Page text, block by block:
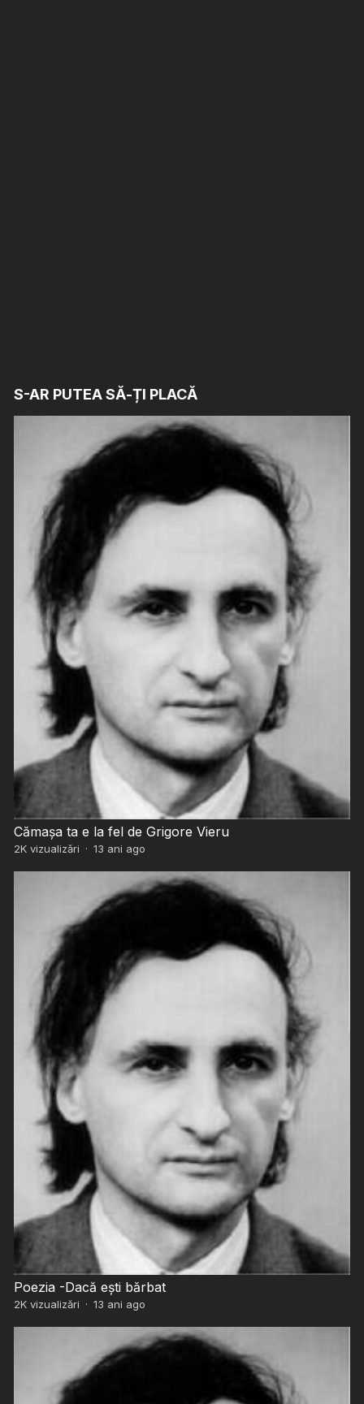
S-AR PUTEA SĂ-ȚI PLACĂ
Cămaşa ta e la fel de Grigore Vieru
2Kvizualizări · 13 ani ago
Poezia -Dacă eşti bărbat
2Kvizualizări · 13 ani ago